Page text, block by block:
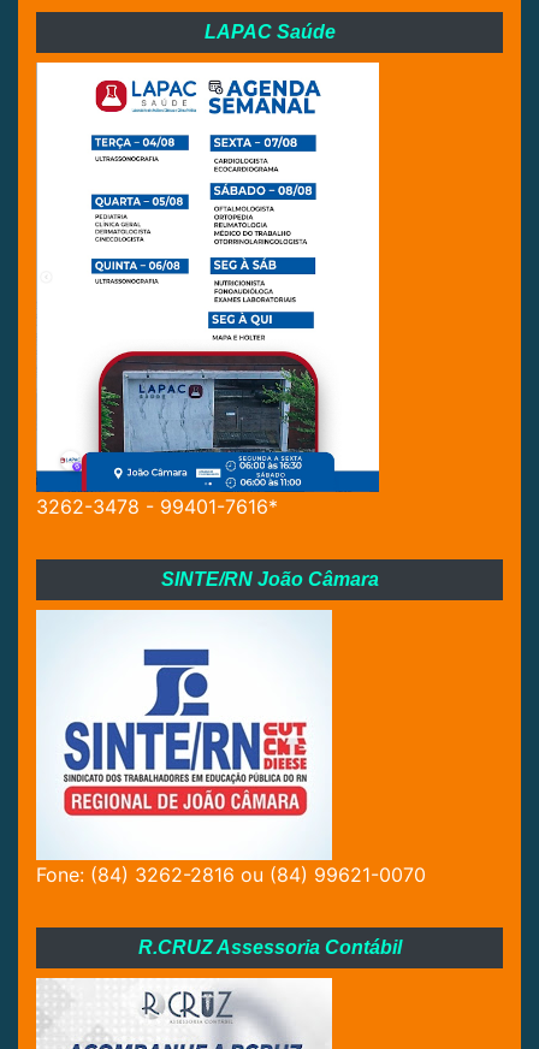
LAPAC Saúde
3262-3478 - 99401-7616*
SINTE/RN João Câmara
Fone: (84) 3262-2816 ou (84) 99621-0070
R.CRUZ Assessoria Contábil